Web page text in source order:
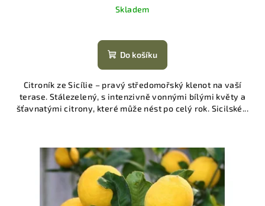
Skladem
Do košíku
Citroník ze Sicílie – pravý středomořský klenot na vaší
terase. Stálezelený, s intenzivně vonnými bílými květy a
šťavnatými citrony, které může nést po celý rok. Sicilské...